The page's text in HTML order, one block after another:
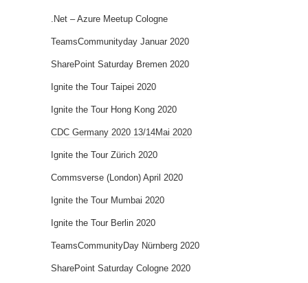
.Net – Azure Meetup Cologne
TeamsCommunityday Januar 2020
SharePoint Saturday Bremen 2020
Ignite the Tour Taipei 2020
Ignite the Tour Hong Kong 2020
CDC Germany 2020 13/14Mai 2020
Ignite the Tour Zürich 2020
Commsverse (London) April 2020
Ignite the Tour Mumbai 2020
Ignite the Tour Berlin 2020
TeamsCommunityDay Nürnberg 2020
SharePoint Saturday Cologne 2020